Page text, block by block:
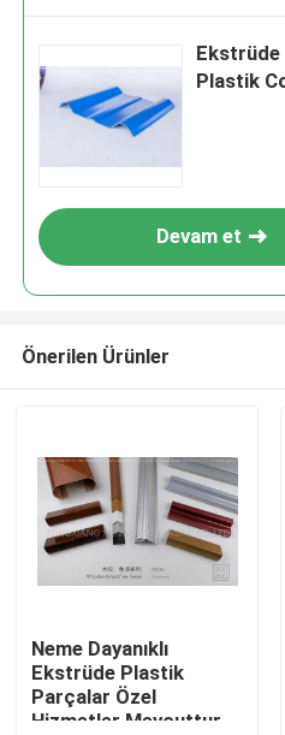
Plastik
Devam et
Önerilen Ürünler
Neme Dayanıklı
Ekstrüde Plastik
Parçalar Özel
Hizmetler Mevcuttur